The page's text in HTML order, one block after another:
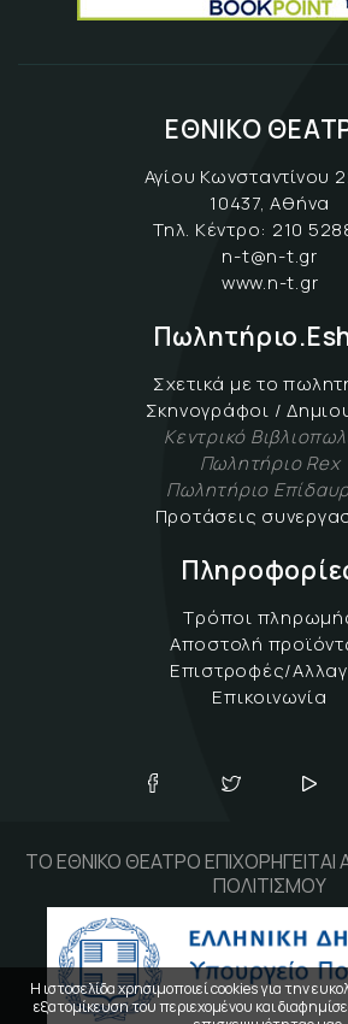
ΕΘΝΙΚΟ
Αγίου Κωνσταντίνου
10437, Αθήνα
Τηλ. Κέντρο: 210
n-t@n-t.gr
www.n-t.gr
Σχετικά με το
Σκηνογράφοι /
Κεντρικό
Πωλητήριο Rex
Πωλητήριο
Προτάσεις
Τρόποι
Αποστολή
Επιστροφές/
Επικοινωνία
ΤΟ ΕΘΝΙΚΟ ΘΕΑΤΡΟ
ΠΟΛΙΤΙΣΜΟΥ
Η ιστοσελίδα χρησιμοποιεί cookies για την
εξατομίκευση του περιεχομένου και